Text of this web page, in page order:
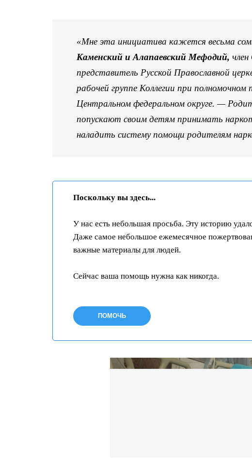
«Мне эта инициатива кажется весьма
Каменский и Алапаевский Мефодий,
представитель Русской Православной
рабочей группе Коллегии при
Центральном федеральном округе. —
попускают своим детям принимать
наладить систему помощи родителям
Поскольку вы здесь...
У нас есть небольшая просьба. Эту историю
Даже самое небольшое ежемесячное
важные материалы для людей.
Сейчас ваша помощь нужна как никогда.
ПОМОЧЬ